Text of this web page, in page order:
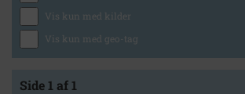
Vis kun med kilder
Vis kun med geo-tag
Side 1 af 1